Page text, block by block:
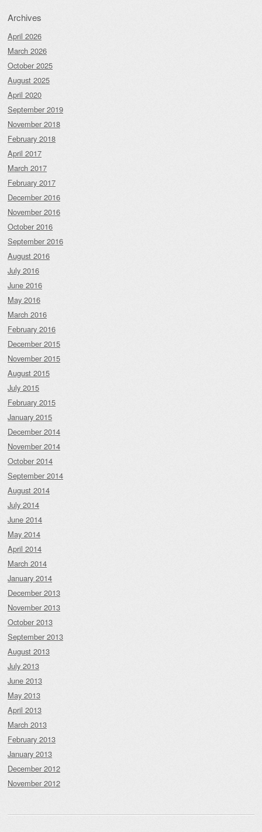
Archives
April 2026
March 2026
October 2025
August 2025
April 2020
September 2019
November 2018
February 2018
April 2017
March 2017
February 2017
December 2016
November 2016
October 2016
September 2016
August 2016
July 2016
June 2016
May 2016
March 2016
February 2016
December 2015
November 2015
August 2015
July 2015
February 2015
January 2015
December 2014
November 2014
October 2014
September 2014
August 2014
July 2014
June 2014
May 2014
April 2014
March 2014
January 2014
December 2013
November 2013
October 2013
September 2013
August 2013
July 2013
June 2013
May 2013
April 2013
March 2013
February 2013
January 2013
December 2012
November 2012